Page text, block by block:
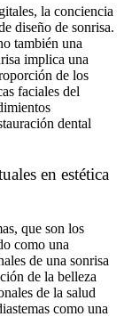
la conciencia
diseño de sonrisa.
también una
implica una
de los
faciales del
dental
en estética
que son los
como una
de una sonrisa
de la belleza
de la salud
como una